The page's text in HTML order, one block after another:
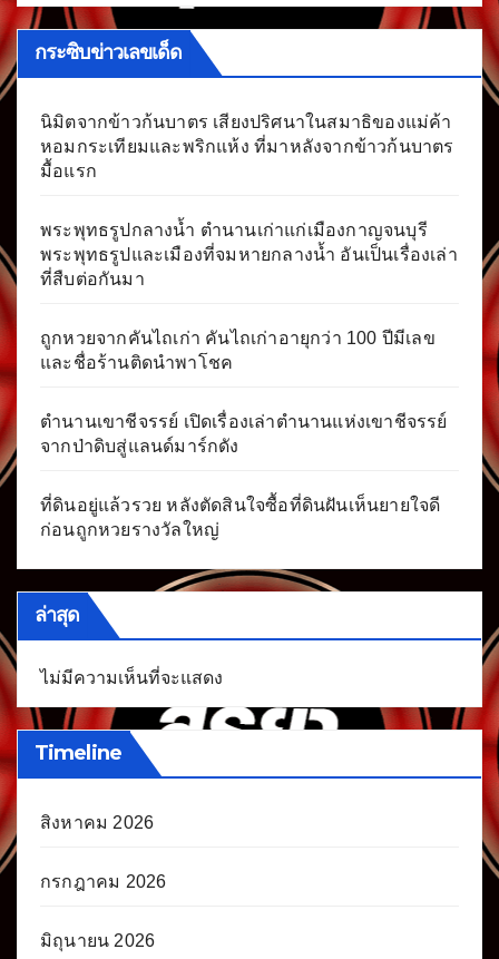
กระซิบข่าวเลขเด็ด
นิมิตจากข้าวก้นบาตร เสียงปริศนาในสมาธิของแม่ค้า
หอมกระเทียมและพริกแห้ง ที่มาหลังจากข้าวก้นบาตร
มื้อแรก
พระพุทธรูปกลางน้ำ ตำนานเก่าแก่เมืองกาญจนบุรี
พระพุทธรูปและเมืองที่จมหายกลางน้ำ อันเป็นเรื่องเล่า
ที่สืบต่อกันมา
ถูกหวยจากคันไถเก่า คันไถเก่าอายุกว่า 100 ปีมีเลข
และชื่อร้านติดนำพาโชค
ตำนานเขาชีจรรย์ เปิดเรื่องเล่าตำนานแห่งเขาชีจรรย์
จากป่าดิบสู่แลนด์มาร์กดัง
ที่ดินอยู่แล้วรวย หลังตัดสินใจซื้อที่ดินฝันเห็นยายใจดี
ก่อนถูกหวยรางวัลใหญ่
ล่าสุด
ไม่มีความเห็นที่จะแสดง
Timeline
สิงหาคม 2026
กรกฎาคม 2026
มิถุนายน 2026